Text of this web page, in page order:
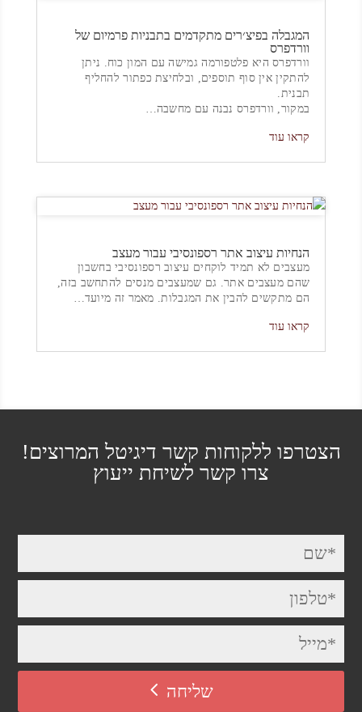
המגבלה בפיצ׳רים מתקדמים בתבניות פרמיום של
וורדפרס
וורדפרס היא פלטפורמה גמישה עם המון כוח. ניתן
להתקין אין סוף תוספים, ובלחיצת כפתור להחליף
תבנית.
במקור, וורדפרס נבנה עם מחשבה…
קראו עוד
הנחיות עיצוב אתר רספונסיבי עבור מעצב
מעצבים לא תמיד לוקחים עיצוב רספונסיבי בחשבון
שהם מעצבים אתר. גם שמעצבים מנסים להתחשב בזה,
הם מתקשים להבין את המגבלות. מאמר זה מיועד…
קראו עוד
הצטרפו ללקוחות קשר דיגיטל המרוצים!
צרו קשר לשיחת ייעוץ
שליחה